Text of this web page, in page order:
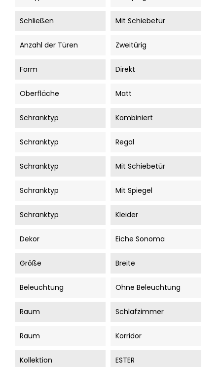
Schließen Mit Schiebetür
Anzahl der Türen Zweitürig
Form Direkt
Oberfläche Matt
Schranktyp Kombiniert
Schranktyp Regal
Schranktyp Mit Schiebetür
Schranktyp Mit Spiegel
Schranktyp Kleider
Dekor Eiche Sonoma
Größe Breite
Beleuchtung Ohne Beleuchtung
Raum Schlafzimmer
Raum Korridor
Kollektion ESTER